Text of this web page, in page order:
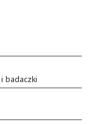
badaczki